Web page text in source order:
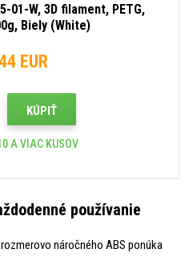
01-W, 3D filament, PETG,
Biely (White)
EUR
KÚPIŤ
A VIAC KUSOV
používanie
náročného ABS ponúka